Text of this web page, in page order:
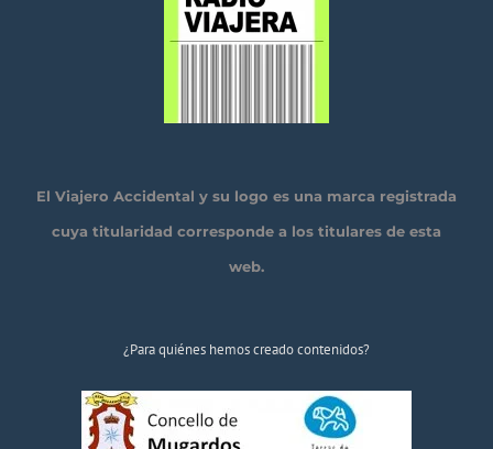
El Viajero Accidental y su logo es una marca registrada
cuya titularidad corresponde a los titulares de esta
web.
¿Para quiénes hemos creado contenidos?